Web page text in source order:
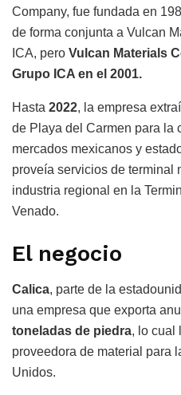
Company, fue fundada en
de forma conjunta a Vulcan
ICA, pero Vulcan Materials
Grupo ICA en el 2001.
Hasta 2022, la empresa
de Playa del Carmen para la
mercados mexicanos y
proveía servicios de terminal
industria regional en la
Venado.
El negocio
Calica, parte de la
una empresa que exporta
toneladas de piedra, lo cual
proveedora de material para
Unidos.